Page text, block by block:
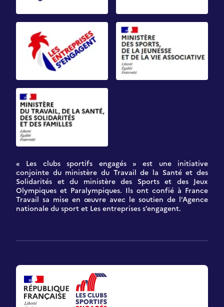
« Les clubs sportifs engagés » est une initiative
conjointe du ministère du Travail de la Santé et des
Solidarités et du ministère des Sports et des Jeux
Olympiques et Paralympiques. Ils ont confié à France
Travail sa mise en œuvre avec le soutien de l’Agence
nationale du sport et Les entreprises s’engagent.
Accueil